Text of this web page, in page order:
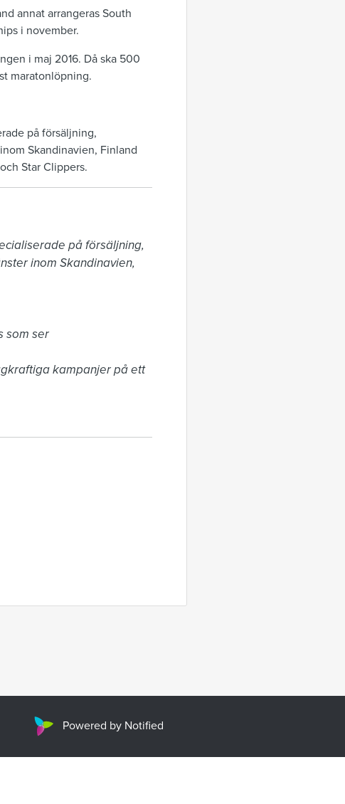
annat arrangeras South
i november.
i maj 2016. Då ska 500
maratonlöpning.
på försäljning,
Skandinavien, Finland
Star Clippers.
på försäljning,
inom Skandinavien,
som ser
kampanjer på ett
Powered by Notified